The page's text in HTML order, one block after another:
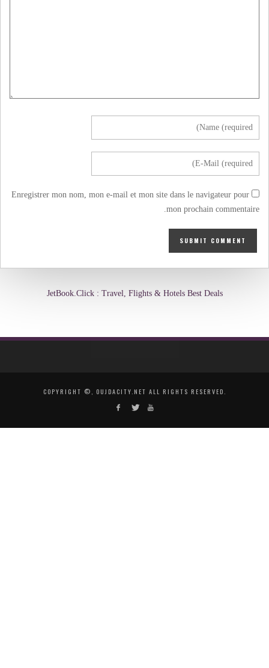
Enregistrer mon nom, mon e-mail et mon site dans le navigateur pour
mon prochain commentaire.
JetBook.Click : Travel, Flights & Hotels Best Deals
COPYRIGHT ©, OUJDACITY.NET ALL RIGHTS RESERVED.